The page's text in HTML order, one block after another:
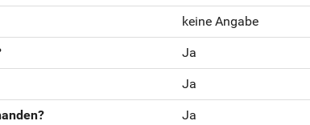
keine Angabe
Ja
Ja
Ja